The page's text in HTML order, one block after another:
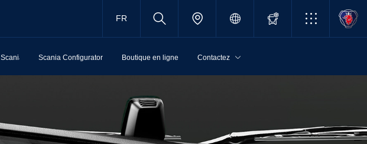
FR
Scania Configurator Boutique en ligne Contactez